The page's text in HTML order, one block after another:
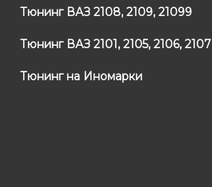
Тюнинг ВАЗ 2108, 2109, 21099
Тюнинг ВАЗ 2101, 2105, 2106, 2107
Тюнинг на Иномарки